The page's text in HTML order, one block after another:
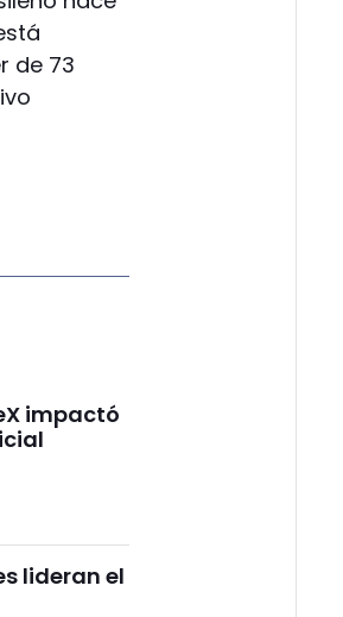
de 73
impactó
lideran el